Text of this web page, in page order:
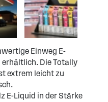
Einweg E-
Die Totally
extrem leicht zu
E-Liquid in der Stärke